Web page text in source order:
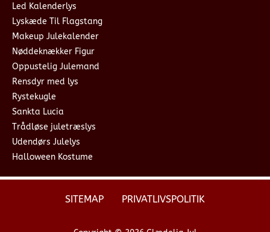
Led Kalenderlys
Lyskæde Til Flagstang
Makeup Julekalender
Nøddeknækker Figur
Oppustelig Julemand
Rensdyr med lys
Rystekugle
Sankta Lucia
Trådløse juletræslys
Udendørs Julelys
Halloween Kostume
SITEMAP PRIVATLIVSPOLITIK